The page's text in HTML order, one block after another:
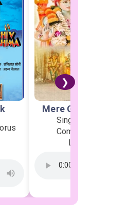
❯
Mere Ghar Ram
Singer: Jubin
Composer: Payal
Label: T-Series